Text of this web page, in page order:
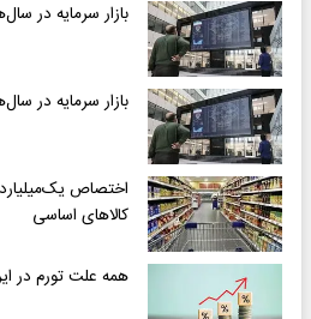
بازار سرمایه در
بازار سرمایه در
اختصاص یک‌میلیارد
کالاهای اساسی
همه علت تورم در